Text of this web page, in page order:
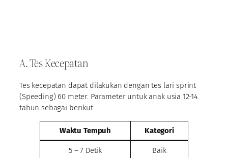
A. Tes Kecepatan
Tes kecepatan dapat dilakukan dengan tes lari sprint
(Speeding) 60 meter. Parameter untuk anak usia 12-14
tahun sebagai berikut:
Waktu Tempuh Kategori
5 – 7 Detik Baik